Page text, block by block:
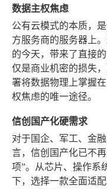
数据主权焦虑
公有云模式的本质，
方服务商的服务器上
的今天，带来了直接
仅是商业机密的损失
署将数据物理上掌握
权焦虑的唯一途径。
信创国产化硬需求
对于国企、军工、金
言，信创国产化已不
项”。从芯片、操作系
下，选择一款全面适